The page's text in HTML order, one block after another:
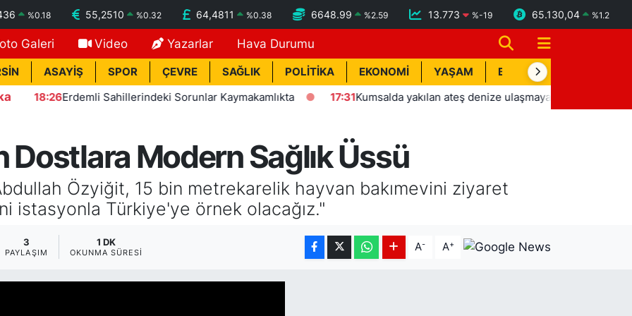
%0.18 55,2510 %0.32 64,4811 %0.38 6648.99 %2.59 13.773 %-19 65.130,04 %1.2
Galeri Video Yazarlar Hava Durumu
ASAYİŞ SPOR ÇEVRE SAĞLIK POLİTİKA EKONOMİ YAŞAM BİK İLAN
Erdemli Sahillerindeki Sorunlar Kaymakamlıkta 17:31Kumsalda yakılan ateş denize ulaşmaya çalışan yavru carettayı
Dostlara Modern Sağlık Üssü
Özyiğit, 15 bin metrekarelik hayvan bakımevini ziyaret
istasyonla Türkiye'ye örnek olacağız."
3
PAYLAŞIM
1 DK
OKUNMA SÜRESI A- A+